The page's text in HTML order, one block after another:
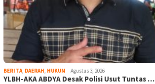
BERITA DAERAH HUKUM Agustus 3, 2026
YLBH-AKA ABDYA Desak Polisi Usut Tuntas …